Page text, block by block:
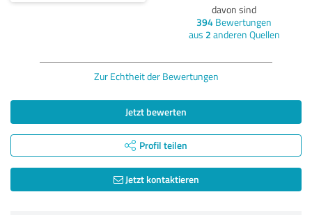
davon sind
394 Bewertungen
aus 2 anderen Quellen
Zur Echtheit der Bewertungen
Jetzt bewerten
Profil teilen
Jetzt kontaktieren